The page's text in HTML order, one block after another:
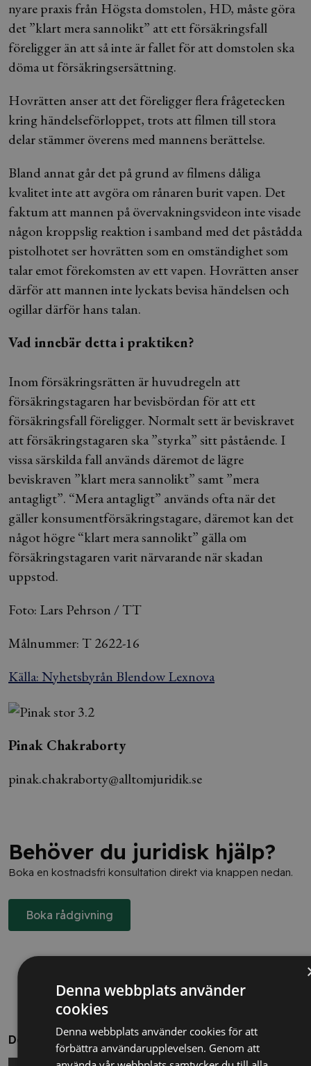
nyare praxis från Högsta domstolen, HD, måste göra
det ”klart mera sannolikt” att ett försäkringsfall
föreligger än att så inte är fallet för att domstolen ska
döma ut försäkringsersättning.
Hovrätten anser att det föreligger flera frågetecken
kring händelseförloppet, trots att filmen till stora
delar stämmer överens med mannens berättelse.
Bland annat går det på grund av filmens dåliga
kvalitet inte att avgöra om rånaren burit vapen. Det
faktum att mannen på övervakningsvideon inte visade
någon kroppslig reaktion i samband med det påstådda
pistolhotet ser hovrätten som en omständighet som
talar emot förekomsten av ett vapen. Hovrätten anser
därför att mannen inte lyckats bevisa händelsen och
ogillar därför hans talan.
Vad innebär detta i praktiken?
Inom försäkringsrätten är huvudregeln att
försäkringstagaren har bevisbördan för att ett
försäkringsfall föreligger. Normalt sett är beviskravet
att försäkringstagaren ska ”styrka” sitt påstående. I
vissa särskilda fall används däremot de lägre
beviskraven ”klart mera sannolikt” samt ”mera
antagligt”. “Mera antagligt” används ofta när det
gäller konsumentförsäkringstagare, däremot kan det
något högre “klart mera sannolikt” gälla om
försäkringstagaren varit närvarande när skadan
uppstod.
Foto: Lars Pehrson / TT
Målnummer: T 2622-16
Källa: Nyhetsbyrån Blendow Lexnova
Pinak Chakraborty
pinak.chakraborty@alltomjuridik.se
Behöver du juridisk hjälp?
Boka en kostnadsfri konsultation direkt via knappen nedan.
Boka rådgivning
Dela
Denna webbplats använder
cookies
Denna webbplats använder cookies för att
förbättra användarupplevelsen. Genom att